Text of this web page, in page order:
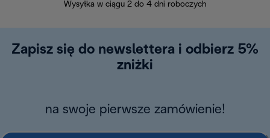
Wysyłka w ciągu 2 do 4 dni roboczych
Zapisz się do newslettera i odbierz 5%
zniżki
na swoje pierwsze zamówienie!